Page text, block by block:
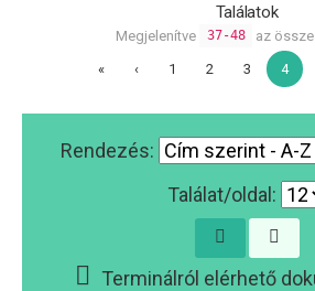
Találatok
Megjelenítve 37-48 az
« ‹ 1 2 3 4
Rendezés:
Találat/oldal:
Terminálról elérhető